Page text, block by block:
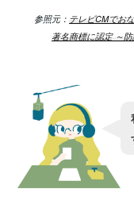
参照元： テレビCMでお
著名商標に認定 ～